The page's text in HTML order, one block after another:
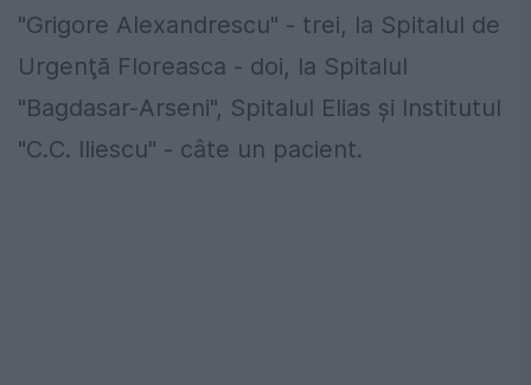
"Grigore Alexandrescu" - trei, la Spitalul de
Urgenţă Floreasca - doi, la Spitalul
"Bagdasar-Arseni", Spitalul Elias şi Institutul
"C.C. Iliescu" - câte un pacient.